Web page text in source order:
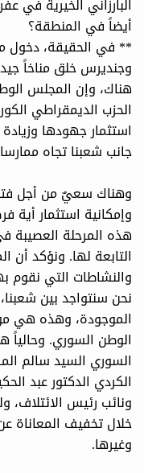
البارزاني الخيرية في
أيضاً في المنطقة؟
** في الحقيقة، دخول
وجنديرس خلق مناخاً
هناك، وإن المجلس
الحزب الديمقراطي
استثمار جهودها
جانب شعبنا تجاه
وهناك سعيٌ من أجل
وإمكانية استثمار
هذه المرحلة العصيبة
التابعة لها. ونؤكد أن
والنشاطات التي نقوم
نحن سنتواجد بين
الموجودة، وهذه هي
الوطن السوري.
السوري السيد سالم
الكردي الدكتور عبد
ونائب رئيس
خلال تخفيف المعاناة
وغيرها.